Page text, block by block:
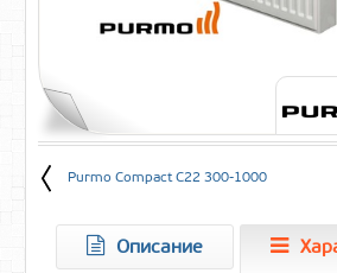
Purmo Compact C22 300-1000
Описание